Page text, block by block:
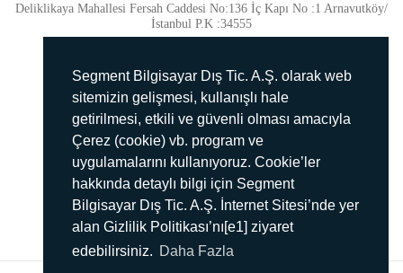
Segment Bilgisayar Dış Tic. A.Ş. olarak web
sitemizin gelişmesi, kullanışlı hale
getirilmesi, etkili ve güvenli olması amacıyla
Çerez (cookie) vb. program ve
uygulamalarını kullanıyoruz. Cookie’ler
hakkında detaylı bilgi için Segment
Bilgisayar Dış Tic. A.Ş. İnternet Sitesi’nde yer
alan Gizlilik Politikası’nı[e1] ziyaret
edebilirsiniz. Daha Fazla
Deliklikaya Mahallesi Fersah Caddesi No:136 İç Kapı No :1 Arnavutköy/
İstanbul P.K :34555
Güvenlik
KVKK Politikamız
Gizlilik Politikamız
Aydınlatma Metni
İmha Politikası
444 78 99
info@segment.com.tr